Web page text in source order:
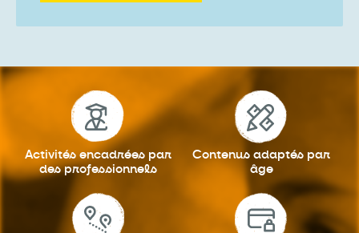
Activités encadrées par
des professionnels
Contenus adaptés par
âge